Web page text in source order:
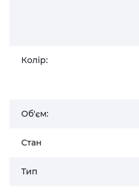
Колір:
Об'єм:
Стан
Тип